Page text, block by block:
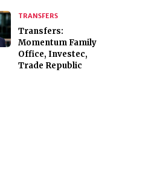
TRANSFERS
Transfers:
Momentum Family
Office, Investec,
Trade Republic